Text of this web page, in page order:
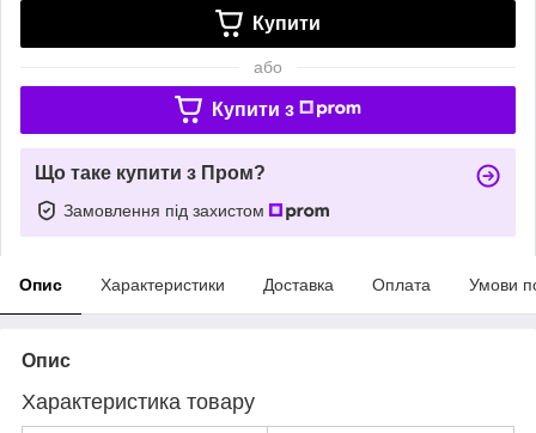
Купити
або
Купити з
Що таке купити з Пром?
Замовлення під захистом
Опис Характеристики Доставка Оплата Умови
Опис
Характеристика товару